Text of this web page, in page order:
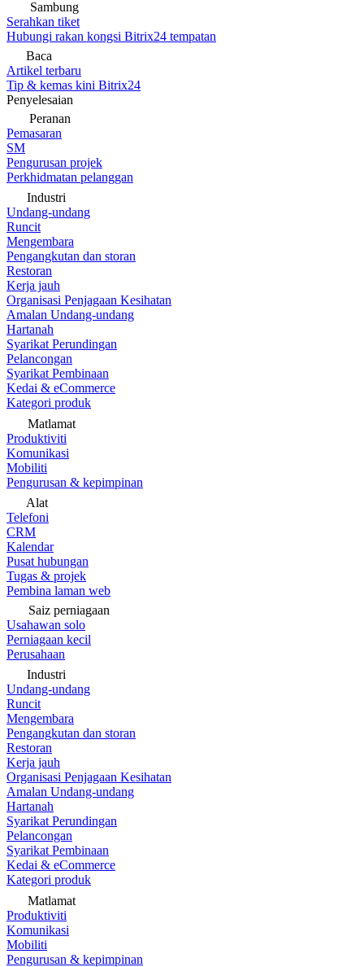
Sambung
Serahkan tiket
Hubungi rakan kongsi Bitrix24 tempatan
Baca
Artikel terbaru
Tip & kemas kini Bitrix24
Penyelesaian
Peranan
Pemasaran
SM
Pengurusan projek
Perkhidmatan pelanggan
Industri
Undang-undang
Runcit
Mengembara
Pengangkutan dan storan
Restoran
Kerja jauh
Organisasi Penjagaan Kesihatan
Amalan Undang-undang
Hartanah
Syarikat Perundingan
Pelancongan
Syarikat Pembinaan
Kedai & eCommerce
Kategori produk
Matlamat
Produktiviti
Komunikasi
Mobiliti
Pengurusan & kepimpinan
Alat
Telefoni
CRM
Kalendar
Pusat hubungan
Tugas & projek
Pembina laman web
Saiz perniagaan
Usahawan solo
Perniagaan kecil
Perusahaan
Industri
Undang-undang
Runcit
Mengembara
Pengangkutan dan storan
Restoran
Kerja jauh
Organisasi Penjagaan Kesihatan
Amalan Undang-undang
Hartanah
Syarikat Perundingan
Pelancongan
Syarikat Pembinaan
Kedai & eCommerce
Kategori produk
Matlamat
Produktiviti
Komunikasi
Mobiliti
Pengurusan & kepimpinan